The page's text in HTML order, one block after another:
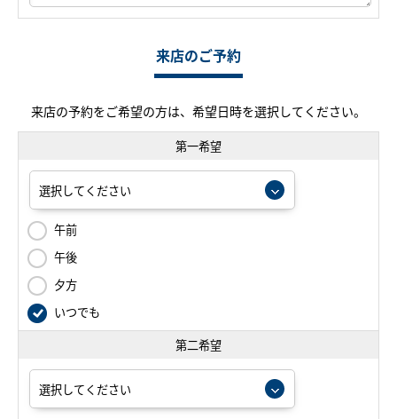
来店のご予約
来店の予約をご希望の方は、希望日時を選択してください。
第一希望
午前
午後
夕方
いつでも
第二希望